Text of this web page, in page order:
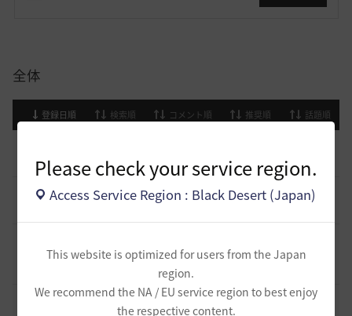
Please check your service region.
Access Service Region : Black Desert (Japan)
This website is optimized for users from the Japan
region.
We recommend the NA / EU service region to best enjoy
the respective content.
全体
登録日順 検索順 コメント順 推奨順 話題順
0 965 黒い砂漠 7 日前
8
[開催中のイベント] 今週のイベントは？
19
黒い砂漠
エント研究室動画集